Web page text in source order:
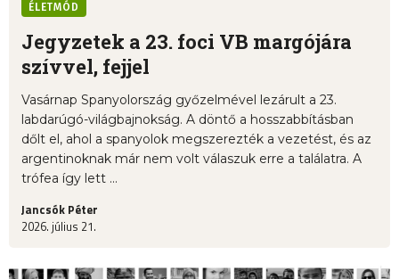
ÉLETMÓD
Jegyzetek a 23. foci VB margójára
szívvel, fejjel
Vasárnap Spanyolország győzelmével lezárult a 23.
labdarúgó-világbajnokság. A döntő a hosszabbításban
dőlt el, ahol a spanyolok megszerezték a vezetést, és az
argentinoknak már nem volt válaszuk erre a találatra. A
trófea így lett ...
Jancsók Péter
2026. július 21.